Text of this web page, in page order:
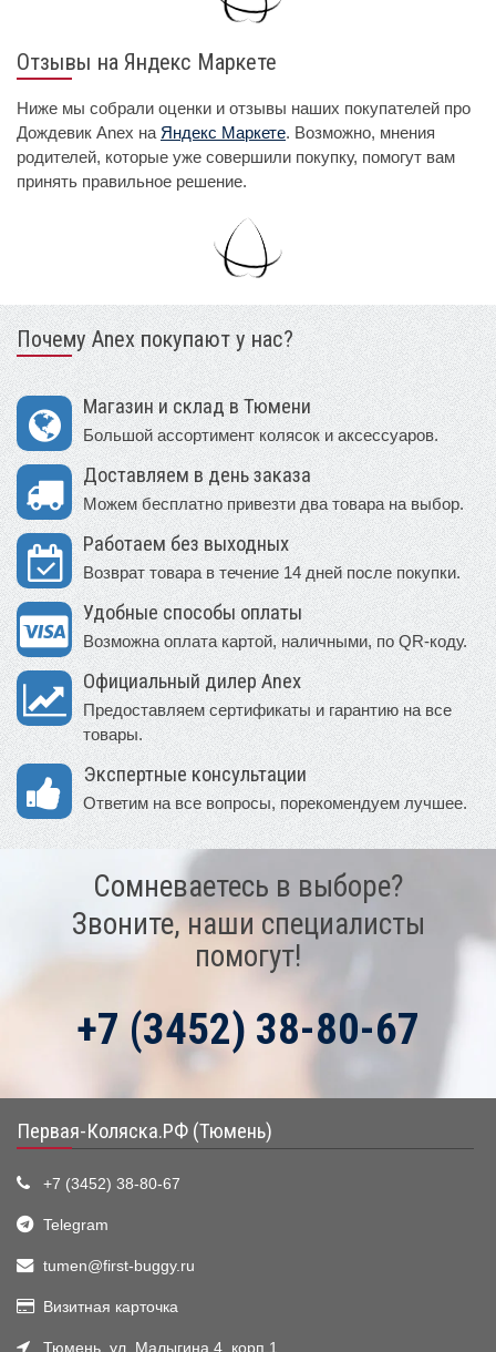
Отзывы на Яндекс Маркете
Ниже мы собрали оценки и отзывы наших покупателей про
Дождевик Anex на Яндекс Маркете. Возможно, мнения
родителей, которые уже совершили покупку, помогут вам
принять правильное решение.
Почему Anex покупают у нас?
Магазин и склад в Тюмени
Большой ассортимент колясок и аксессуаров.
Доставляем в день заказа
Можем бесплатно привезти два товара на выбор.
Работаем без выходных
Возврат товара в течение 14 дней после покупки.
Удобные способы оплаты
Возможна оплата картой, наличными, по QR-коду.
Официальный дилер Anex
Предоставляем сертификаты и гарантию на все
товары.
Экспертные консультации
Ответим на все вопросы, порекомендуем лучшее.
Сомневаетесь в выборе?
Звоните, наши специалисты
помогут!
+7 (3452) 38-80-67
Первая-Коляска.РФ (Тюмень)
+7 (3452) 38-80-67
Telegram
tumen@first-buggy.ru
Визитная карточка
Тюмень, ул. Малыгина 4, корп.1